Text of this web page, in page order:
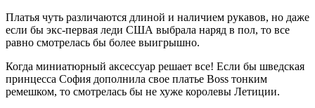
Платья чуть различаются длиной и наличием рукавов, но даже
если бы экс-первая леди США выбрала наряд в пол, то все
равно смотрелась бы более выигрышно.
Когда миниатюрный аксессуар решает все! Если бы шведская
принцесса София дополнила свое платье Boss тонким
ремешком, то смотрелась бы не хуже королевы Летиции.